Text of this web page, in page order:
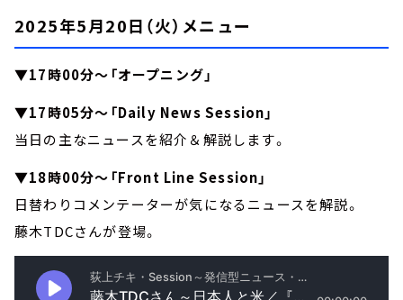
2025年5月20日（火）メニュー
▼17時00分～「オープニング」
▼17時05分～「Daily News Session」
当日の主なニュースを紹介＆解説します。
▼18時00分～「Front Line Session」
日替わりコメンテーターが気になるニュースを解説。
藤木TDCさんが登場。